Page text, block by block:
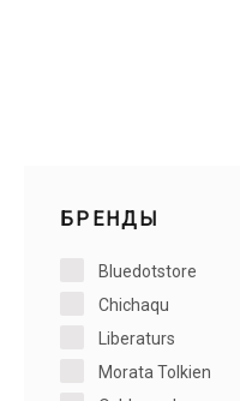
БРЕНДЫ
Bluedotstore
Chichaqu
Liberaturs
Morata Tolkien